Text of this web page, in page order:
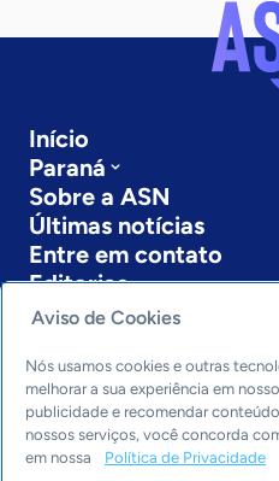
Início
Paraná
Sobre a ASN
Últimas notícias
Entre em contato
Editorias
Economia & Política
Inovação & Tecnologia
Cultura
Dados
Arquivo
Aviso de Cookies
Nós usamos cookies e outras
melhorar a sua experiência em
publicidade e recomendar
nossos serviços, você concorda
em nossa
Política de Privacidade